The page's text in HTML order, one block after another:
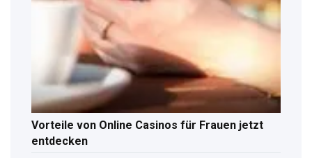
Vorteile von Online Casinos für Frauen jetzt
entdecken